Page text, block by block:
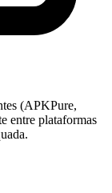
(APKPure,
entre plataformas